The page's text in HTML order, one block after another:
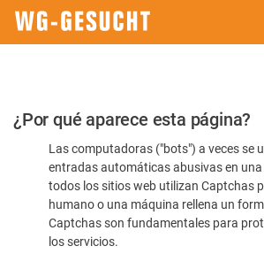
Por
favor,
confirme
humano
¿Por qué aparece esta página?
Las computadoras ("bots") a veces se
entradas automáticas abusivas en
todos los sitios web utilizan Captchas
humano o una máquina rellena un
Captchas son fundamentales para
los servicios.